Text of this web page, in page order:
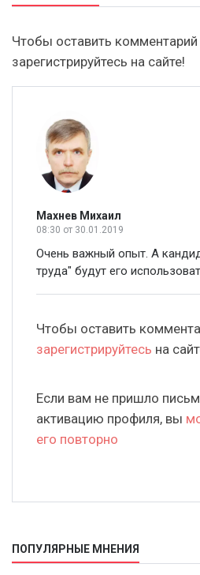
Чтобы оставить комментарий
зарегистрируйтесь на сайте!
Махнев Михаил
08:30 от 30.01.2019
Очень важный опыт. А
труда" будут его
Чтобы оставить
зарегистрируйтесь на
Если вам не пришло
активацию профиля, вы
его повторно
ПОПУЛЯРНЫЕ МНЕНИЯ